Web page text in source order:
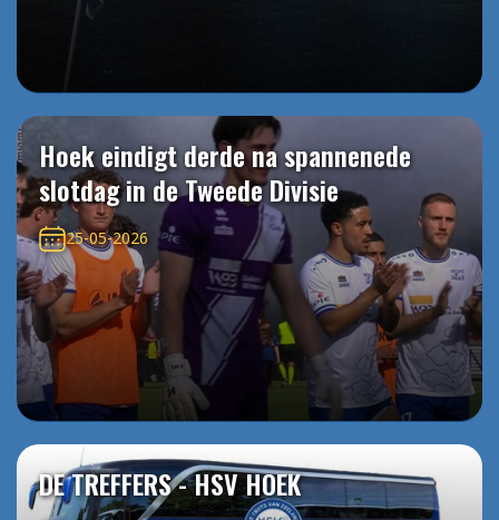
Hoek eindigt derde na spannenede
slotdag in de Tweede Divisie
25-05-2026
DE TREFFERS - HSV HOEK